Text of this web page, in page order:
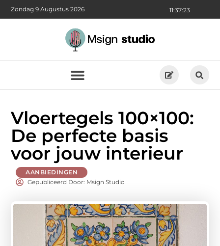
11:37:25
Zondag 9 Augustus 2026
Vloertegels 100×100:
De perfecte basis
voor jouw interieur
AANBIEDINGEN
Gepubliceerd Door: Msign Studio